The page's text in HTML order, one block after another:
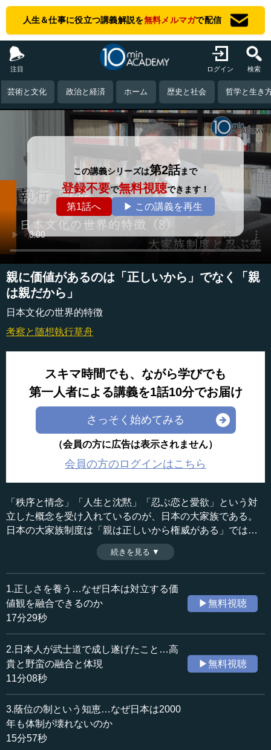
人生＆仕事に役立つ講義解説を無料メルマガで配信
注目 ログイン 検索
芸術と文化 政治と経済 ホーム 歴史と社会 哲学と生き
この講義シリーズは第2話まで
登録不要で無料視聴できます！
第1話へ ▶ この講義を再生
親に価値があるのは「正しいから」でなく「親
は親だから」
日本文化の世界的特徴
考察と随想執行草舟
スキマ時間でも、ながら学びでも
第一人者による講義を1話10分でお届け
さっそく始めてみる
（会員の方に広告は表示されません）
会員の方のログインはこちら
「秩序と情念」「人生と沈黙」「忍ぶ恋と愛欲」という対
立した概念を受け入れているのが、日本の大家族である。
日本の大家族制度は「親は正しいから権威がある」ではな
く、「親は親だから価値がある」という、問答無用の制度
でもある。これはある意味では、人間の持つ長所と短所を
「両方認める」大きな心ということでもあった。（全10話
中第8話）
※インタビュアー：神藏孝之（テンミニッツ・アカデミー
論説主幹）
収録日：2025年10月23日
追加日：2026年2月6日
カテゴリー：
哲学・思想
≪全文≫
●親は親だから価値がある――日本の大家族の根源
「秩序と情念」
執行 もう一つは、7番目の大家族です。家族制度のあり方
として、世界最大の家族制度を築き上げたのは、私は日本
文明だと思っています。どういうことかというと、「秩序
と情念」、それから「人生と沈黙」、それと「忍ぶ恋と愛
続きを見る ▼
1.正しさを養う…なぜ日本は対立する価
値観を融合できるのか
17分29秒
▶無料視聴
2.日本人が武士道で成し遂げたこと…高
貴と野蛮の融合と体現
11分08秒
▶無料視聴
3.蔭位の制という知恵…なぜ日本は2000
年も体制が壊れないのか
15分57秒